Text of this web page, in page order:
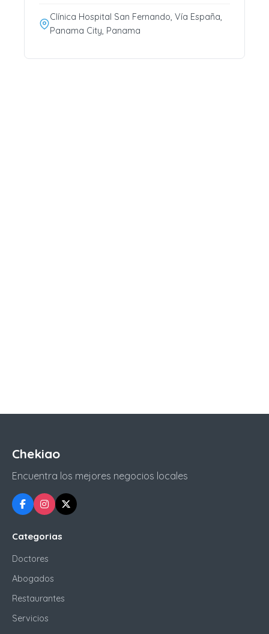
Clínica Hospital San Fernando, Vía España,
Panama City, Panama
Chekiao
Encuentra los mejores negocios locales
Categorias
Doctores
Abogados
Restaurantes
Servicios